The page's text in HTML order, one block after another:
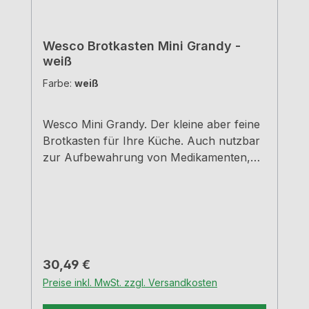
Wesco Brotkasten Mini Grandy -
weiß
Farbe: weiß
Wesco Mini Grandy. Der kleine aber feine
Brotkasten für Ihre Küche. Auch nutzbar
zur Aufbewahrung von Medikamenten,
bleiben Brot und Kuchen lange
frischB=18,0 cm, T=17,0 cm, H=12,0
cmRobuste Scharniere aus
Regulärer Preis:
30,49 €
Preise inkl. MwSt. zzgl. Versandkosten